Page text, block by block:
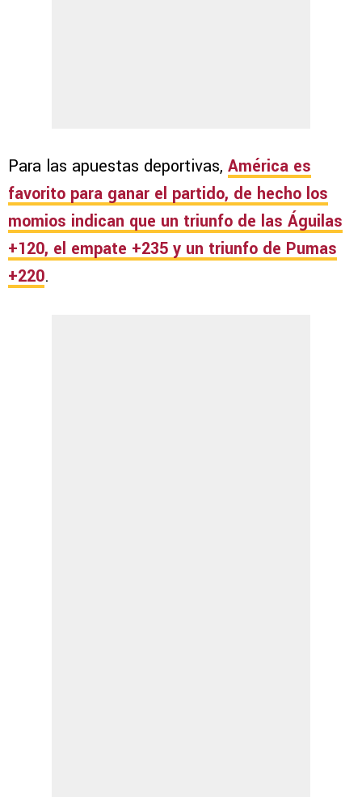
Para las apuestas deportivas, América es
favorito para ganar el partido, de hecho los
momios indican que un triunfo de las Águilas
+120, el empate +235 y un triunfo de Pumas
+220.